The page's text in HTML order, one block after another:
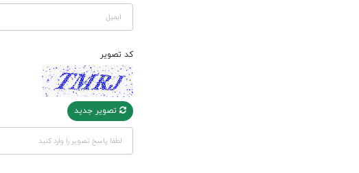
کد تصویر
تصویر جدید